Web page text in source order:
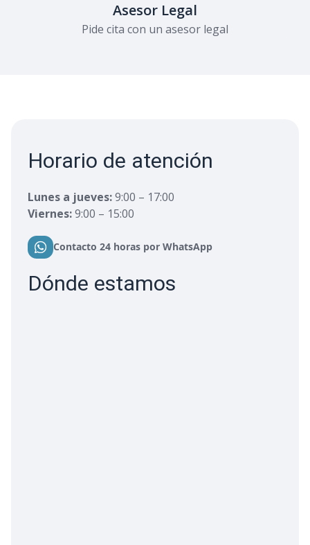
Asesor Legal
Pide cita con un asesor legal
Dónde estamos
Horario de atención
Lunes a jueves:9:00 – 17:00
Viernes:9:00 – 15:00
Contacto 24 horas por WhatsApp